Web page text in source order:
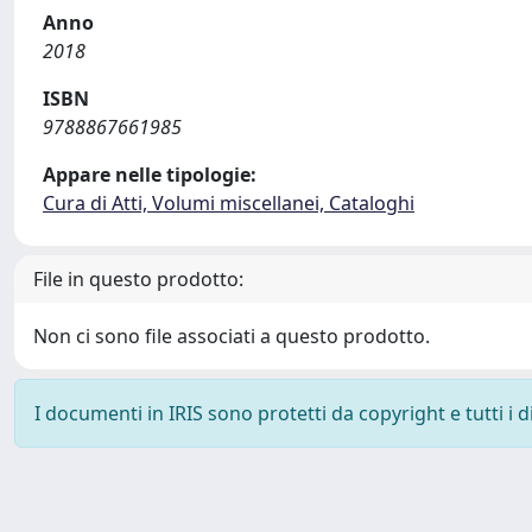
Anno
2018
ISBN
9788867661985
Appare nelle tipologie:
Cura di Atti, Volumi miscellanei, Cataloghi
File in questo prodotto:
Non ci sono file associati a questo prodotto.
I documenti in IRIS sono protetti da copyright e tutti i